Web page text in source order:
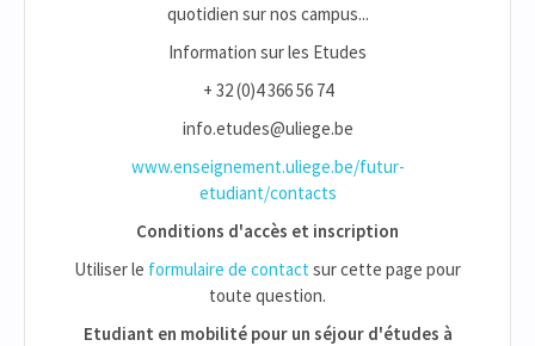
quotidien sur nos campus...
Information sur les Etudes
+ 32 (0)4 366 56 74
info.etudes@uliege.be
www.enseignement.uliege.be/futur-
etudiant/contacts
Conditions d'accès et inscription
Utiliser le formulaire de contact sur cette page pour
toute question.
Etudiant en mobilité pour un séjour d'études à